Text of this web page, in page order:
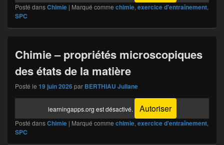
Posté dansChimie | Marqué comme chimie, exercice d'entraînement,
SPC
Chimie – propriétés microscopiques
des états de la matière
Posté le 19 juin 2026par BERTHIAU Juliane
learningapps.org est désactivé. Autoriser
Posté dansChimie | Marqué comme chimie, exercice d'entraînement,
SPC